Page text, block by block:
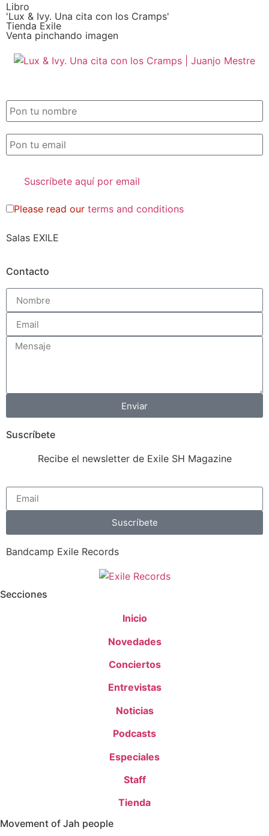
Libro
'Lux & Ivy. Una cita con los Cramps'
Tienda Exile
Venta pinchando imagen
Please read our terms and conditions
Salas EXILE
Contacto
Enviar
Suscríbete
Recibe el newsletter de Exile SH Magazine
Suscríbete
Bandcamp Exile Records
Secciones
Inicio
Novedades
Conciertos
Entrevistas
Noticias
Podcasts
Especiales
Staff
Tienda
Movement of Jah people